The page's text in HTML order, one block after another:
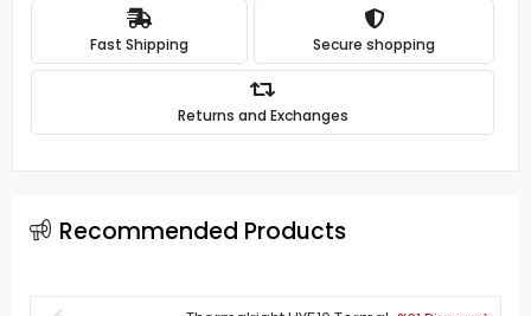
Fast Shipping Secure shopping
Returns and Exchanges
Recommended Products